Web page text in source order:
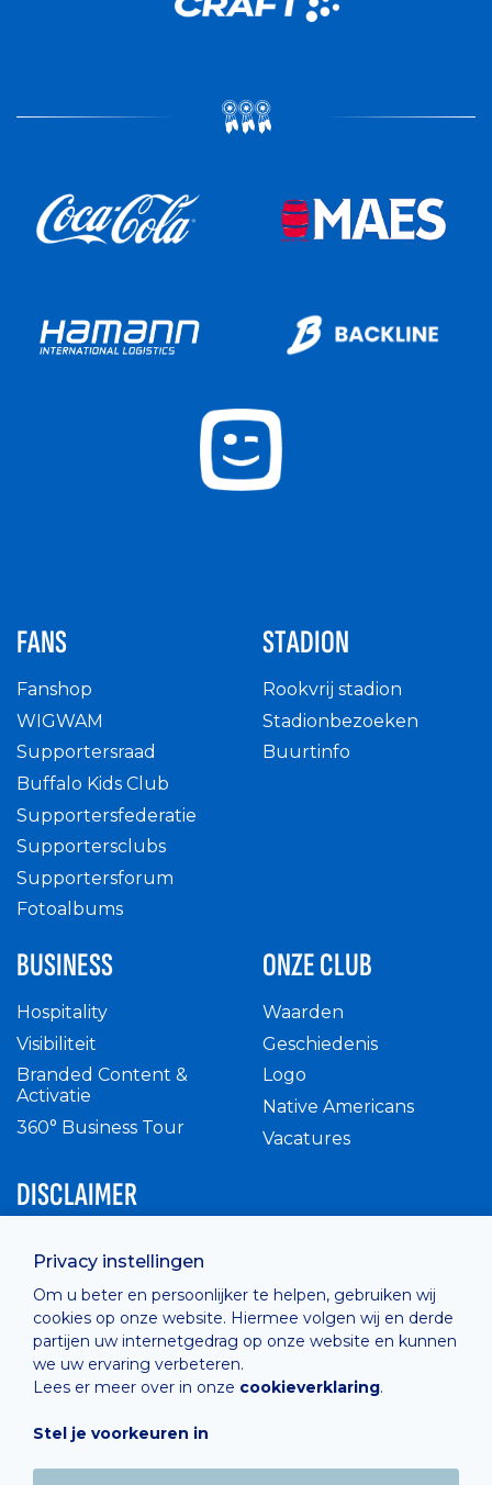
Privacy instellingen
Om u beter en persoonlijker te helpen, gebruiken wij
cookies op onze website. Hiermee volgen wij en derde
partijen uw internetgedrag op onze website en kunnen
we uw ervaring verbeteren.
Lees er meer over in onze cookieverklaring.
Stel je voorkeuren in
FANS
Fanshop
WIGWAM
Supportersraad
Buffalo Kids Club
Supportersfederatie
Supportersclubs
Supportersforum
Fotoalbums
STADION
Rookvrij stadion
Stadionbezoeken
Buurtinfo
BUSINESS
Hospitality
Visibiliteit
Branded Content &
Activatie
360° Business Tour
ONZE CLUB
Waarden
Geschiedenis
Logo
Native Americans
Vacatures
DISCLAIMER
Privacy Policy
Cashless
verkoopsvoorwaarden
Cookie Policy
Hosted by Combell